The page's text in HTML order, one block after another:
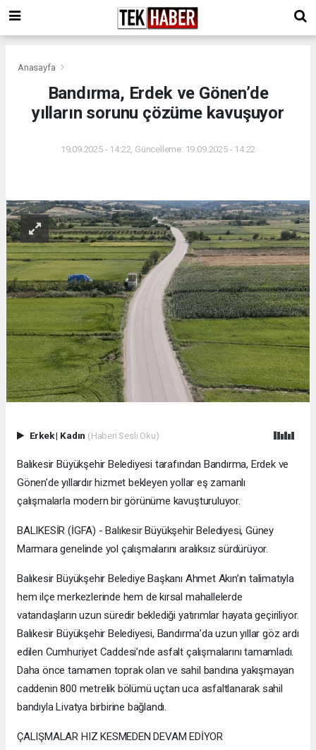
Anasayfa
Bandırma, Erdek ve Gönen’de
yılların sorunu çözüme kavuşuyor
19.09.2025 - 14:22, Güncelleme: 19.09.2025 - 14:22
Erkek| Kadın (Haberi Sesli Oku)
Balıkesir Büyükşehir Belediyesi tarafından Bandırma, Erdek ve
Gönen’de yıllardır hizmet bekleyen yollar eş zamanlı
çalışmalarla modern bir görünüme kavuşturuluyor.
BALIKESİR (İGFA) - Balıkesir Büyükşehir Belediyesi, Güney
Marmara genelinde yol çalışmalarını aralıksız sürdürüyor.
Balıkesir Büyükşehir Belediye Başkanı Ahmet Akın’ın talimatıyla
hem ilçe merkezlerinde hem de kırsal mahallelerde
vatandaşların uzun süredir beklediği yatırımlar hayata geçiriliyor.
Balıkesir Büyükşehir Belediyesi, Bandırma’da uzun yıllar göz ardı
edilen Cumhuriyet Caddesi’nde asfalt çalışmalarını tamamladı.
Daha önce tamamen toprak olan ve sahil bandına yakışmayan
caddenin 800 metrelik bölümü uçtan uca asfaltlanarak sahil
bandıyla Livatya birbirine bağlandı.
ÇALIŞMALAR HIZ KESMEDEN DEVAM EDİYOR